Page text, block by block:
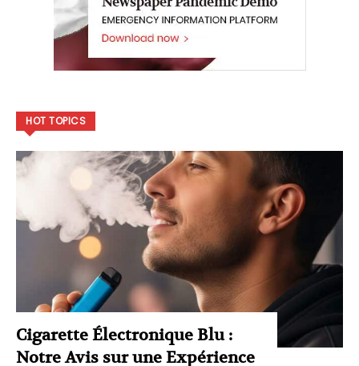
HOT TOPICS
Cigarette Électronique Blu :
Notre Avis sur une Expérience